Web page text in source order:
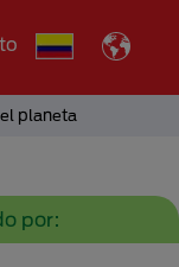
planeta
por: